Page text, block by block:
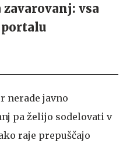
vsa
portalu
nerade javno
pa želijo sodelovati v
raje prepuščajo